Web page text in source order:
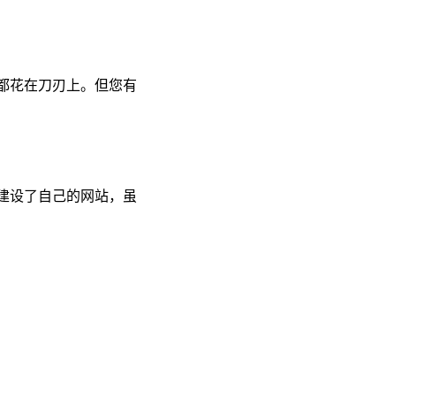
花在刀刃上。但您有
设了自己的网站，虽